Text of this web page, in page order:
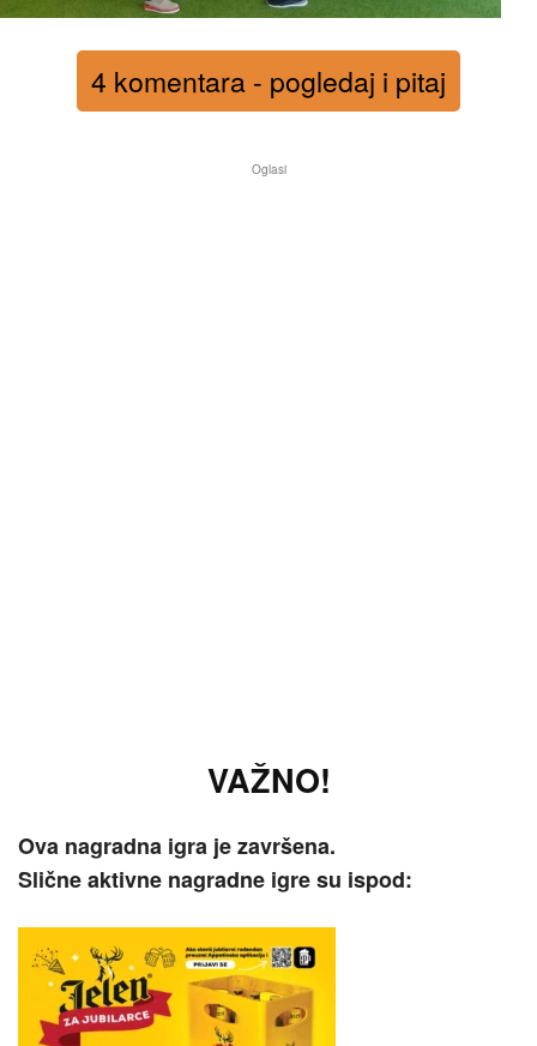
4 komentara - pogledaj i pitaj
Oglasi
VAŽNO!
Ova nagradna igra je završena.
Slične aktivne nagradne igre su ispod: